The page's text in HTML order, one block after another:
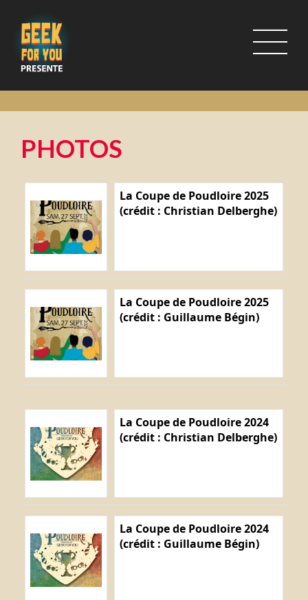
PHOTOS
La Coupe de Poudloire 2025
(crédit : Christian Delberghe)
La Coupe de Poudloire 2025
(crédit : Guillaume Bégin)
La Coupe de Poudloire 2024
(crédit : Christian Delberghe)
La Coupe de Poudloire 2024
(crédit : Guillaume Bégin)